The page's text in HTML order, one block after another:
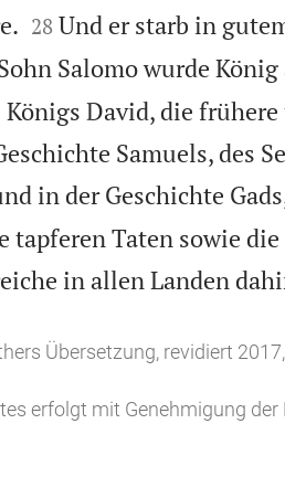

28 Und er starb in
Salomo wurde
Königs David, die
Samuels, des
in der Geschichte
tapferen Taten sowie
in allen Landen
Übersetzung, revidiert
erfolgt mit Genehmigung